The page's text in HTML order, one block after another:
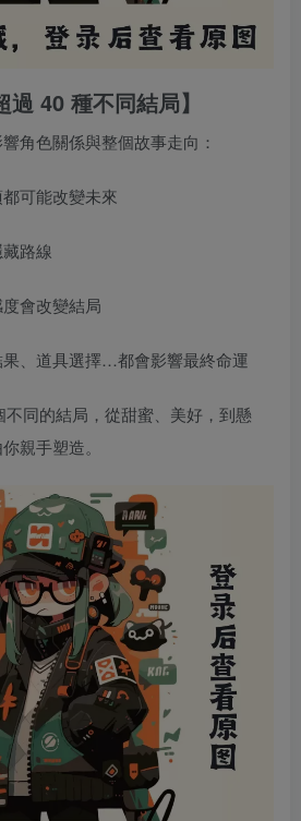
過 40 種不同結局】
角色關係與整個故事走向：
可能改變未來
路線
會改變結局
、道具選擇…都會影響最終命運
不同的結局，從甜蜜、美好，到懸
親手塑造。